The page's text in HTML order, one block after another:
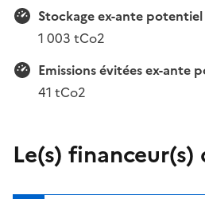
Stockage ex-ante potentiel
1 003 tCo2
Emissions évitées ex-ante
41 tCo2
Le(s)